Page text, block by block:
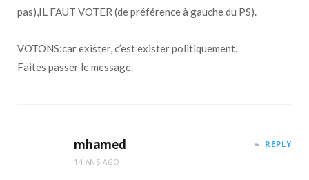
pas),IL FAUT VOTER (de préférence à gauche du PS).
VOTONS:car exister, c’est exister politiquement.
Faites passer le message.
mhamed
14 ANS AGO
REPLY